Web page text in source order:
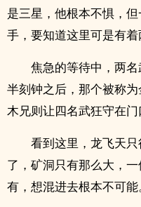
是三星，他根本不惧，
手，要知道这里可是有着
焦急的等待中，两
半刻钟之后，那个被称
木兄则让四名武狂守在门
看到这里，龙飞天
了，矿洞只有那么大，
有，想混进去根本不可能